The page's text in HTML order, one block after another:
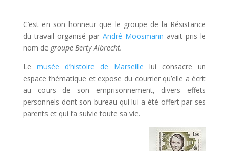
C’est en son honneur que le groupe de la Résistance
du travail organisé par André Moosmann avait pris le
nom de groupe Berty Albrecht.
Le musée d’histoire de Marseille lui consacre un
espace thématique et expose du courrier qu’elle a écrit
au cours de son emprisonnement, divers effets
personnels dont son bureau qui lui a été offert par ses
parents et qui l’a suivie toute sa vie.